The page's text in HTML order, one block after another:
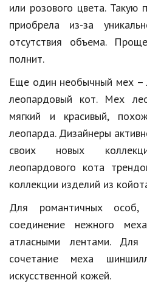
Спорт и фитнес
Психология и отношения
Творчество и рукоделие
Разное
Работа и бизнес
Животные
Праздники и подарки
Кинематограф
Домашние животные
Семья и дети
Путешествия
или розового цвета. Такую
приобрела из-за
отсутствия объема.
полнит.
Еще один необычный мех –
леопардовый кот. Мех
мягкий и красивый,
леопарда. Дизайнеры
своих новых
леопардового кота
коллекции изделий из
Для романтичных особ,
соединение нежного
атласными лентами.
сочетание меха
искусственной кожей.